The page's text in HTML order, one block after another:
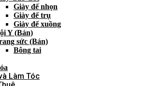
Giày đế nhọn
Giày đế trụ
Giày đế xuồng
Y (Bán)
sức (Bán)
Bông tai
Làm Tóc